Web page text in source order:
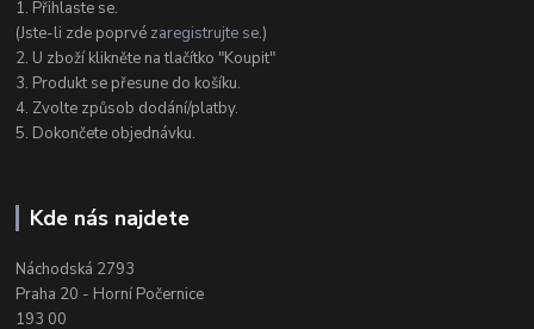
1. Přihlaste se.
(Jste-li zde poprvé zaregistrujte se.)
2. U zboží klikněte na tlačítko "Koupit"
3. Produkt se přesune do košíku.
4. Zvolte způsob dodání/platby.
5. Dokončete objednávku.
Kde nás najdete
Náchodská 2793
Praha 20 - Horní Počernice
193 00